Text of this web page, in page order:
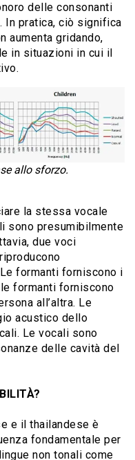
delle consonanti
In pratica, ciò significa
aumenta gridando,
in situazioni in cui il
allo sforzo.
la stessa vocale
sono presumibilmente
due voci
formanti forniscono i
formanti forniscono
all’altra. Le
acustico dello
Le vocali sono
delle cavità del
e il thailandese è
fondamentale per
non tonali come